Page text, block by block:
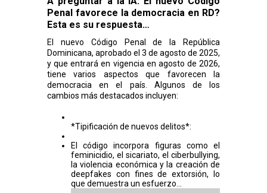
Penal favorece la democracia en RD?
Esta es su respuesta…
El nuevo Código Penal de la República
Dominicana, aprobado el 3 de agosto de 2025,
y que entrará en vigencia en agosto de 2026,
tiene varios aspectos que favorecen la
democracia en el país. Algunos de los
cambios más destacados incluyen:
*Tipificación de nuevos delitos*:
El código incorpora figuras como el
feminicidio, el sicariato, el ciberbullying,
la violencia económica y la creación de
deepfakes con fines de extorsión, lo
que demuestra un esfuerzo...